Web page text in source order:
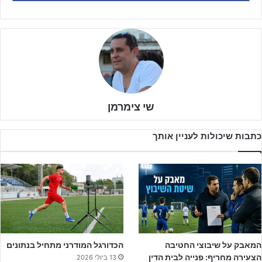
, שבעונה שעברה, עוד במסגרת ילדים ג',
הודחה כבר בשלב שמינית גמר גביע המדינה על ידי מכבי נתניה.
במפגש הליגה היחיד בין הקבוצות העונה, שנערך במחזור הרביעי, בית"ר
ירושלים גברה על מכבי פ"ת בתוצאה 2:3.
שי צימרמן
כתבות שיכולות לעניין אותך
המאבק על שיבוצי החטיבה
הצעירה מחריף: פנייה לבית הדין
הכדורגל המודרני מתחיל בנתונים
13 ביולי 2026